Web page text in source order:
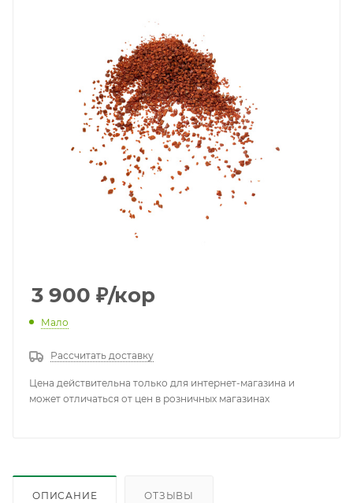
3 900 ₽/кор
Мало
Рассчитать доставку
Цена действительна только для интернет-магазина и
может отличаться от цен в розничных магазинах
ОПИСАНИЕ ОТЗЫВЫ